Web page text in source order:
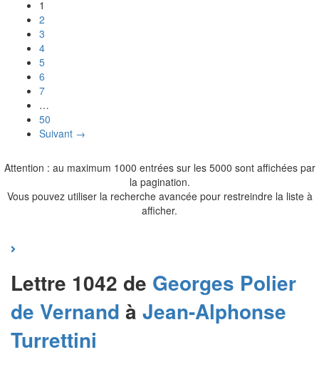
1
2
3
4
5
6
7
…
50
Suivant →
Attention : au maximum 1000 entrées sur les 5000 sont affichées par
la pagination.
Vous pouvez utiliser la recherche avancée pour restreindre la liste à
afficher.
Lettre 1042 de Georges Polier
de Vernand à Jean-Alphonse
Turrettini